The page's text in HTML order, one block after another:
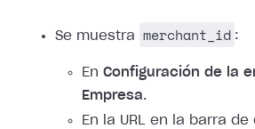
Se muestra merchant_id :
En Configuración de la
Empresa.
En la URL en la barra